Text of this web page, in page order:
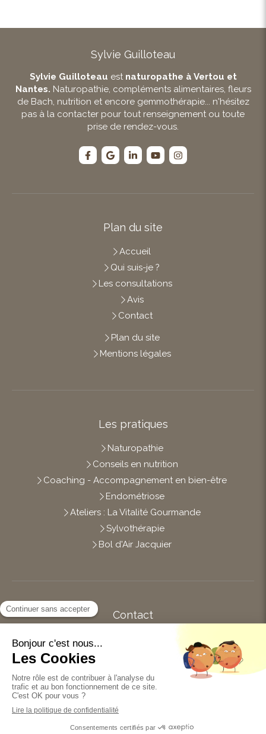
Sylvie Guilloteau
Sylvie Guilloteau est naturopathe à Vertou et
Nantes. Naturopathie, compléments alimentaires, fleurs
de Bach, nutrition et encore gemmothérapie... n'hésitez
pas à la contacter pour tout renseignement ou toute
prise de rendez-vous.
Plan du site
Accueil
Qui suis-je ?
Les consultations
Avis
Contact
Plan du site
Mentions légales
Les pratiques
Naturopathie
Conseils en nutrition
Coaching - Accompagnement en bien-être
Endométriose
Ateliers : La Vitalité Gourmande
Sylvothérapie
Bol d'Air Jacquier
Contact
14 impasse des Brianderies
44120 Vertou
DuLundiauVendredi
Prendre rendez-vous